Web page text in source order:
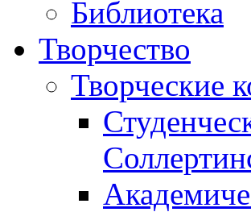
Библиотека
Творчество
Творческие